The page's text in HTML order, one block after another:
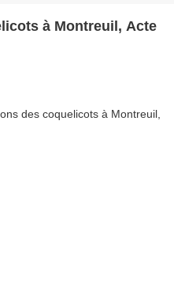
à Montreuil, Acte